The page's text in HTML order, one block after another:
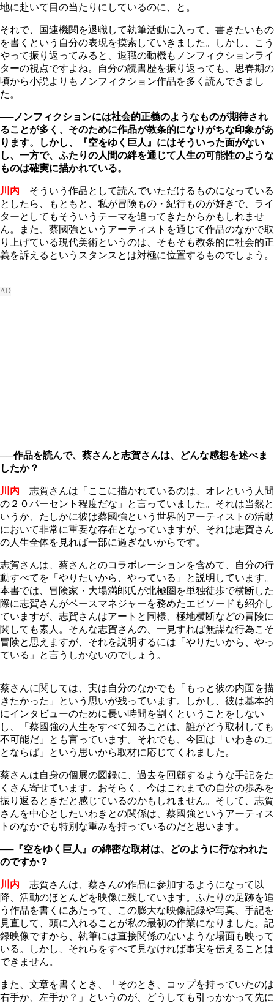
地に赴いて目の当たりにしているのに、と。
それで、国連機関を退職して執筆活動に入って、書きたいもの
を書くという自分の表現を摸索していきました。しかし、こう
やって振り返ってみると、退職の動機もノンフィクションライ
ターの視点ですよね。自分の読書歴を振り返っても、思春期の
頃から小説よりもノンフィクション作品を多く読んできまし
た。
──ノンフィクションには社会的正義のようなものが期待され
ることが多く、そのために作品が教条的になりがちな印象があ
ります。しかし、『空をゆく巨人』にはそういった面がない
し、一方で、ふたりの人間の絆を通じて人生の可能性のような
ものは確実に描かれている。
川内 そういう作品として読んでいただけるものになっている
としたら、もともと、私が冒険もの・紀行ものが好きで、ライ
ターとしてもそういうテーマを追ってきたからかもしれませ
ん。また、蔡國強というアーティストを通じて作品のなかで取
り上げている現代美術というのは、そもそも教条的に社会的正
義を訴えるというスタンスとは対極に位置するものでしょう。
──作品を読んで、蔡さんと志賀さんは、どんな感想を述べま
したか？
川内 志賀さんは「ここに描かれているのは、オレという人間
の２０パーセント程度だな」と言っていました。それは当然と
いうか、たしかに彼は蔡國強という世界的アーティストの活動
において非常に重要な存在となっていますが、それは志賀さん
の人生全体を見れば一部に過ぎないからです。
志賀さんは、蔡さんとのコラボレーションを含めて、自分の行
動すべてを「やりたいから、やっている」と説明しています。
本書では、冒険家・大場満郎氏が北極圏を単独徒歩で横断した
際に志賀さんがベースマネジャーを務めたエピソードも紹介し
ていますが、志賀さんはアートと同様、極地横断などの冒険に
関しても素人。そんな志賀さんの、一見すれば無謀な行為こそ
冒険と思えますが、それを説明するには「やりたいから、やっ
ている」と言うしかないのでしょう。
蔡さんに関しては、実は自分のなかでも「もっと彼の内面を描
きたかった」という思いが残っています。しかし、彼は基本的
にインタビューのために長い時間を割くということをしない
し、「蔡國強の人生をすべて知ることは、誰がどう取材しても
不可能だ」とも言っています。それでも、今回は「いわきのこ
とならば」という思いから取材に応じてくれました。
蔡さんは自身の個展の図録に、過去を回顧するような手記をた
くさん寄せています。おそらく、今はこれまでの自分の歩みを
振り返るときだと感じているのかもしれません。そして、志賀
さんを中心としたいわきとの関係は、蔡國強というアーティス
トのなかでも特別な重みを持っているのだと思います。
──『空をゆく巨人』の綿密な取材は、どのように行なわれた
のですか？
川内 志賀さんは、蔡さんの作品に参加するようになって以
降、活動のほとんどを映像に残しています。ふたりの足跡を追
う作品を書くにあたって、この膨大な映像記録や写真、手記を
見直して、頭に入れることが私の最初の作業になりました。記
録映像ですから、執筆には直接関係のないような場面も映って
いる。しかし、それらをすべて見なければ事実を伝えることは
できません。
また、文章を書くとき、「そのとき、コップを持っていたのは
右手か、左手か？」というのが、どうしても引っかかって先に